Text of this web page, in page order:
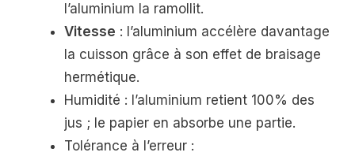
l’aluminium la ramollit.
Vitesse : l’aluminium accélère davantage
la cuisson grâce à son effet de braisage
hermétique.
Humidité : l’aluminium retient 100% des
jus ; le papier en absorbe une partie.
Tolérance à l’erreur :